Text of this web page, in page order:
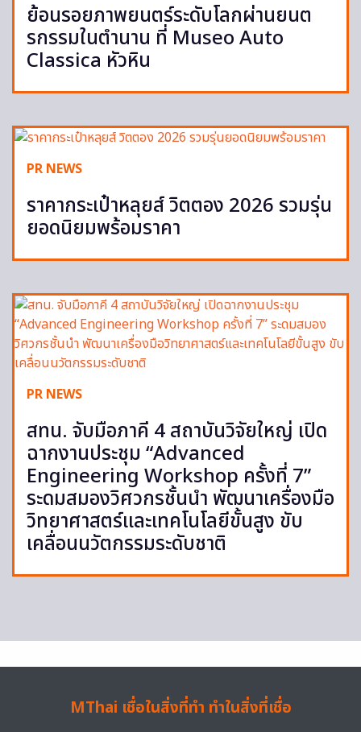
ย้อนรอยภาพยนตร์ระดับโลกผ่านยนต
รกรรมในตำนาน ที่ Museo Auto
Classica หัวหิน
PR NEWS
ราคากระเป๋าหลุยส์ วิตตอง 2026 รวมรุ่น
ยอดนิยมพร้อมราคา
PR NEWS
สทน. จับมือภาคี 4 สถาบันวิจัยใหญ่ เปิด
ฉากงานประชุม “Advanced
Engineering Workshop ครั้งที่ 7”
ระดมสมองวิศวกรชั้นนำ พัฒนาเครื่องมือ
วิทยาศาสตร์และเทคโนโลยีขั้นสูง ขับ
เคลื่อนนวัตกรรมระดับชาติ
MThai เชื่อในสิ่งที่ทำ ทำในสิ่งที่เชื่อ